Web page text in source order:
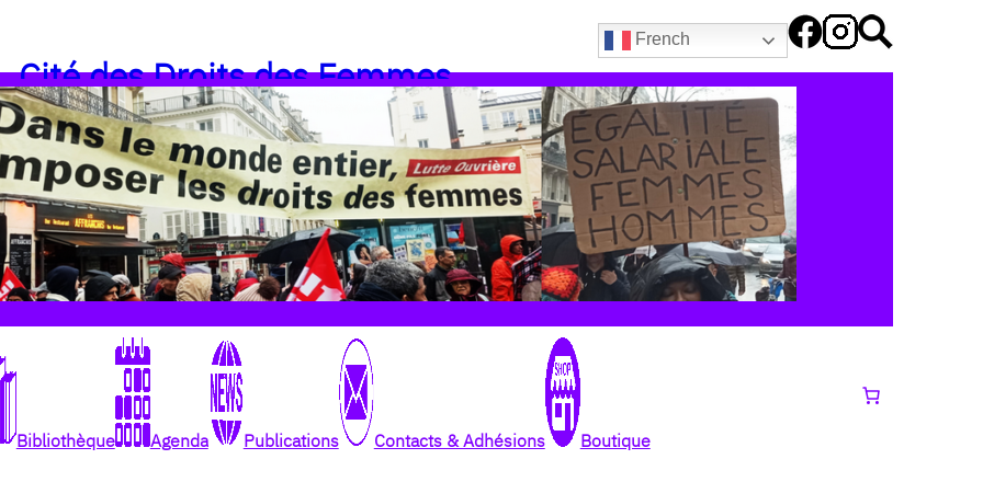
French
Cité des Droits des Femmes
Bibliothèque Agenda Publications Contacts & Adhésions Boutique